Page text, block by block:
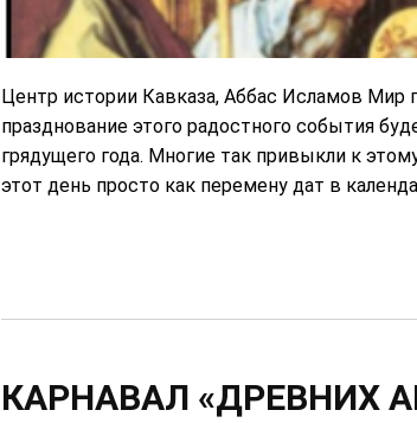
Центр истории Кавказа, Аббас Исламов Мир
празднование этого радостного события
грядущего года. Многие так привыкли к
этот день просто как перемену дат в
КАРНАВАЛ «ДРЕВНИХ